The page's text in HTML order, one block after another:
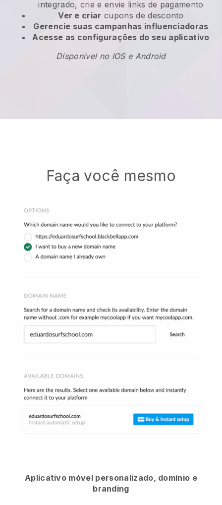
integrado, crie e envie links de pagamento
Ver e criar cupons de desconto
Gerencie suas campanhas influenciadoras
Acesse as configurações do seu aplicativo
Disponível no IOS e Android
Faça você mesmo
Aplicativo móvel personalizado, domínio e
branding